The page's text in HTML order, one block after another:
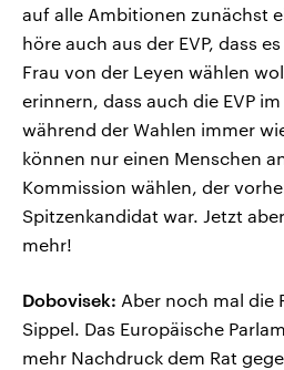
auf alle Ambitionen zunächst
höre auch aus der EVP, dass
Frau von der Leyen wählen
erinnern, dass auch die EVP
während der Wahlen immer
können nur einen Menschen
Kommission wählen, der
Spitzenkandidat war. Jetzt
mehr!
Dobovisek: Aber noch mal die
Sippel. Das Europäische
mehr Nachdruck dem Rat